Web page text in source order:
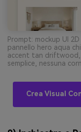
Prompt: mockup UI
pannello hero aqua
accent tan
semplice, nessuna
Crea Visual